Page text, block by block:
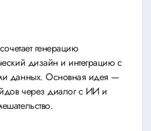
генерацию
дизайн и интеграцию с
данных. Основная идея —
через диалог с ИИ и